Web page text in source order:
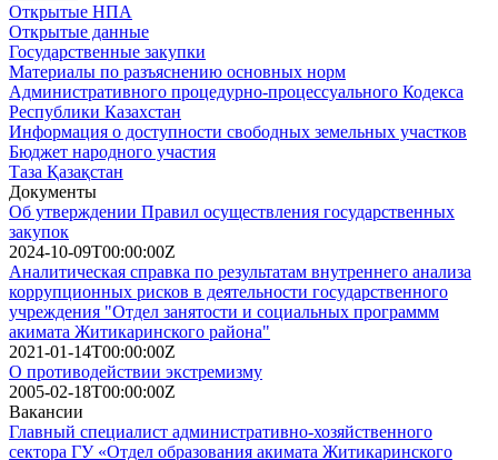
Открытые НПА
Открытые данные
Государственные закупки
Материалы по разъяснению основных норм
Административного процедурно-процессуального Кодекса
Республики Казахстан
Информация о доступности свободных земельных участков
Бюджет народного участия
Таза Қазақстан
Документы
Об утверждении Правил осуществления государственных
закупок
2024-10-09T00:00:00Z
Аналитическая справка по результатам внутреннего анализа
коррупционных рисков в деятельности государственного
учреждения "Отдел занятости и социальных программм
акимата Житикаринского района"
2021-01-14T00:00:00Z
О противодействии экстремизму
2005-02-18T00:00:00Z
Вакансии
Главный специалист административно-хозяйственного
сектора ГУ «Отдел образования акимата Житикаринского